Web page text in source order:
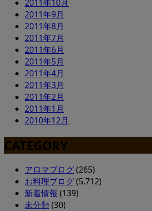
2011年10月
2011年9月
2011年8月
2011年7月
2011年6月
2011年5月
2011年4月
2011年3月
2011年2月
2011年1月
2010年12月
CATEGORY
アロマブログ(265)
お料理ブログ(5,712)
新着情報 (139)
未分類(30)